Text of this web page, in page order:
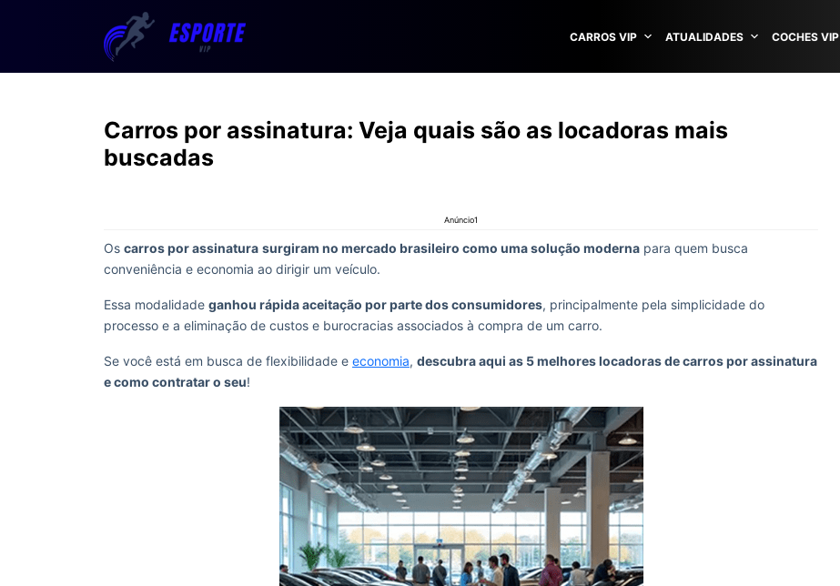
CARROS VIP ATUALIDADES COCHES VIP
Carros por assinatura: Veja quais são as locadoras mais
buscadas
Anúncio1
Os carros por assinatura surgiram no mercado brasileiro como uma solução moderna para quem busca
conveniência e economia ao dirigir um veículo.
Essa modalidade ganhou rápida aceitação por parte dos consumidores, principalmente pela simplicidade do
processo e a eliminação de custos e burocracias associados à compra de um carro.
Se você está em busca de flexibilidade e economia, descubra aqui as 5 melhores locadoras de carros por assinatura
e como contratar o seu!